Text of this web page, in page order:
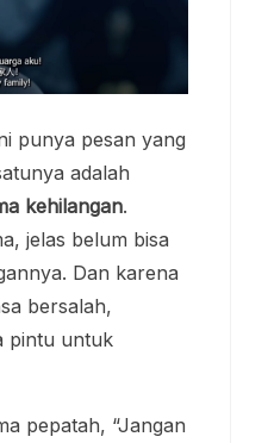
punya pesan yang
adalah
kehilangan.
jelas belum bisa
Dan karena
bersalah,
pintu untuk
pepatah, “Jangan